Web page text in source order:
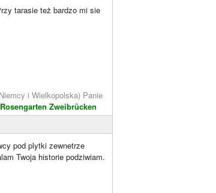
tarasie też bardzo mi sie
i Wielkopolska) Panie
Rosengarten Zweibrücken
pod plytki zewnetrze
Twoja historie podziwiam.